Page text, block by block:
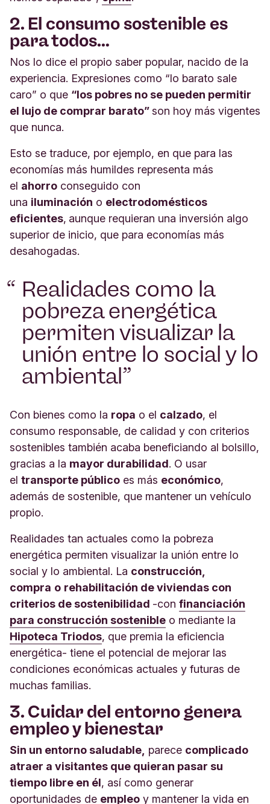
2. El consumo sostenible es
para todos…
Nos lo dice el propio saber popular, nacido de la
experiencia. Expresiones como “lo barato sale
caro” o que “los pobres no se pueden permitir
el lujo de comprar barato”son hoy más vigentes
que nunca.
Esto se traduce, por ejemplo, en que para las
economías más humildes representa más
el ahorro conseguido con
una iluminación o electrodomésticos
eficientes, aunque requieran una inversión algo
superior de inicio, que para economías más
desahogadas.
Realidades como la
pobreza energética
permiten visualizar la
unión entre lo social y lo
ambiental
Con bienes como la ropa o el calzado, el
consumo responsable, de calidad y con criterios
sostenibles también acaba beneficiando al bolsillo,
gracias a la mayor durabilidad. O usar
el transporte público es más económico,
además de sostenible, que mantener un vehículo
propio.
Realidades tan actuales como la pobreza
energética permiten visualizar la unión entre lo
social y lo ambiental. La construcción,
compra o rehabilitación de viviendas con
criterios de sostenibilidad -con financiación
para construcción sostenible o mediante la
Hipoteca Triodos, que premia la eficiencia
energética- tiene el potencial de mejorar las
condiciones económicas actuales y futuras de
muchas familias.
3. Cuidar del entorno genera
empleo y bienestar
Sin un entorno saludable, parece complicado
atraer a visitantes que quieran pasar su
tiempo libre en él, así como generar
oportunidades de empleo y mantener la vida en